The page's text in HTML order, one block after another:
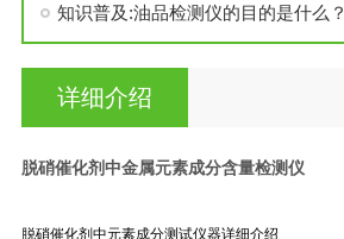
知识普及:油品检测仪的目的是什么？
详细介绍
脱硝催化剂中金属元素成分含量检测仪
脱硝催化剂中元素成分测试仪器详细介绍